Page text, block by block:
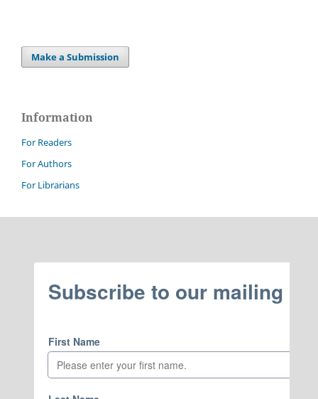
Make a Submission
Information
For Readers
For Authors
For Librarians